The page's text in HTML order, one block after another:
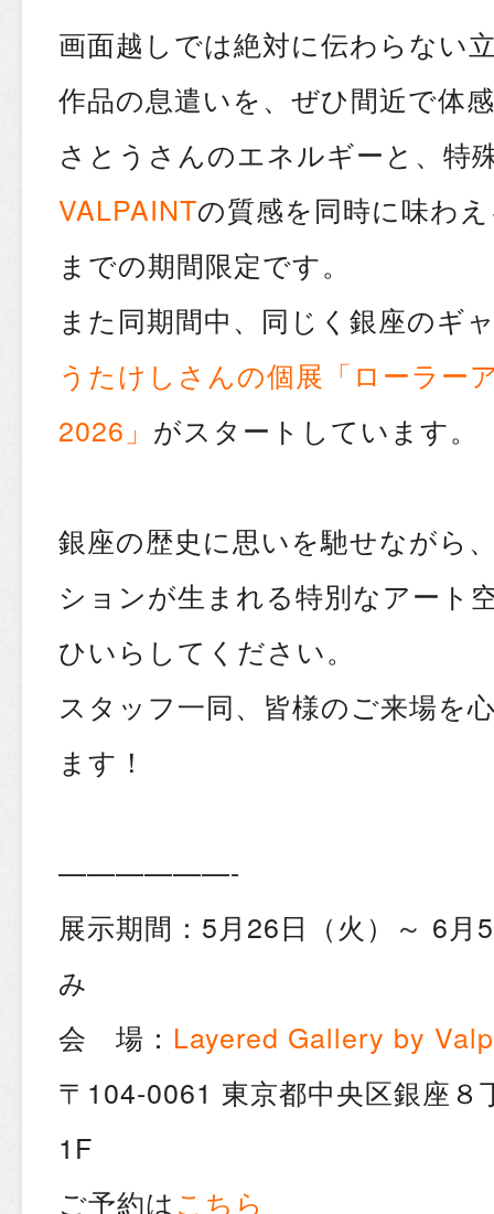
画面越しでは絶対に伝わらない
作品の息遣いを、ぜひ間近で体
さとうさんのエネルギーと、特
VALPAINTの質感を同時に味わ
までの期間限定です。
また同期間中、同じく銀座のギ
うたけしさんの個展「ローラー
2026」 がスタートしています。
銀座の歴史に思いを馳せながら
ションが生まれる特別なアート
ひいらしてください。
スタッフ一同、皆様のご来場を
ます！
——————-
展示期間：5月26日（火）～ 6月
み
会 場： Layered Gallery by
〒104-0061 東京都中央区銀座
1F
ご予約はこちら